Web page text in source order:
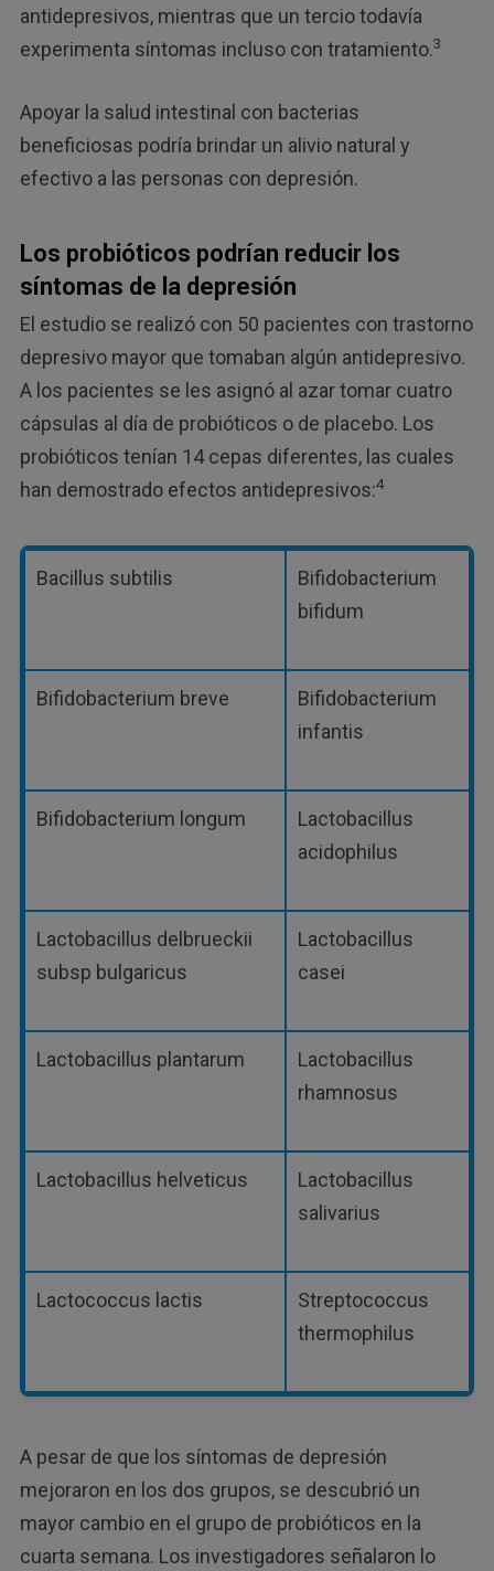
antidepresivos, mientras que un tercio todavía
experimenta síntomas incluso con tratamiento.3
Apoyar la salud intestinal con bacterias
beneficiosas podría brindar un alivio natural y
efectivo a las personas con depresión.
Los probióticos podrían reducir los
síntomas de la depresión
El estudio se realizó con 50 pacientes con trastorno
depresivo mayor que tomaban algún antidepresivo.
A los pacientes se les asignó al azar tomar cuatro
cápsulas al día de probióticos o de placebo. Los
probióticos tenían 14 cepas diferentes, las cuales
han demostrado efectos antidepresivos:4
Bacillus subtilis
Bifidobacterium
bifidum
Bifidobacterium breve
Bifidobacterium
infantis
Bifidobacterium longum
Lactobacillus
acidophilus
Lactobacillus delbrueckii
subsp bulgaricus
Lactobacillus
casei
Lactobacillus plantarum
Lactobacillus
rhamnosus
Lactobacillus helveticus
Lactobacillus
salivarius
Lactococcus lactis
Streptococcus
thermophilus
A pesar de que los síntomas de depresión
mejoraron en los dos grupos, se descubrió un
mayor cambio en el grupo de probióticos en la
cuarta semana. Los investigadores señalaron lo